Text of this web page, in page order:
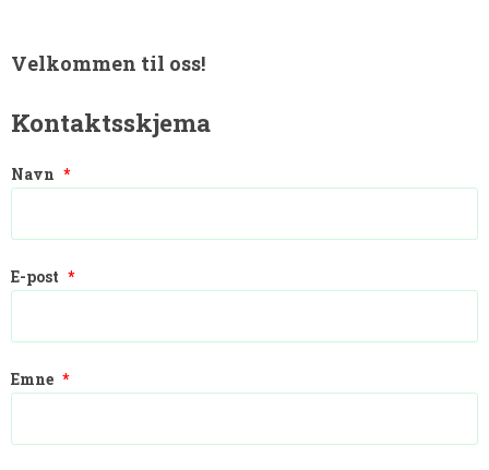
Velkommen til oss!
Kontaktsskjema
Navn *
E-post *
Emne *